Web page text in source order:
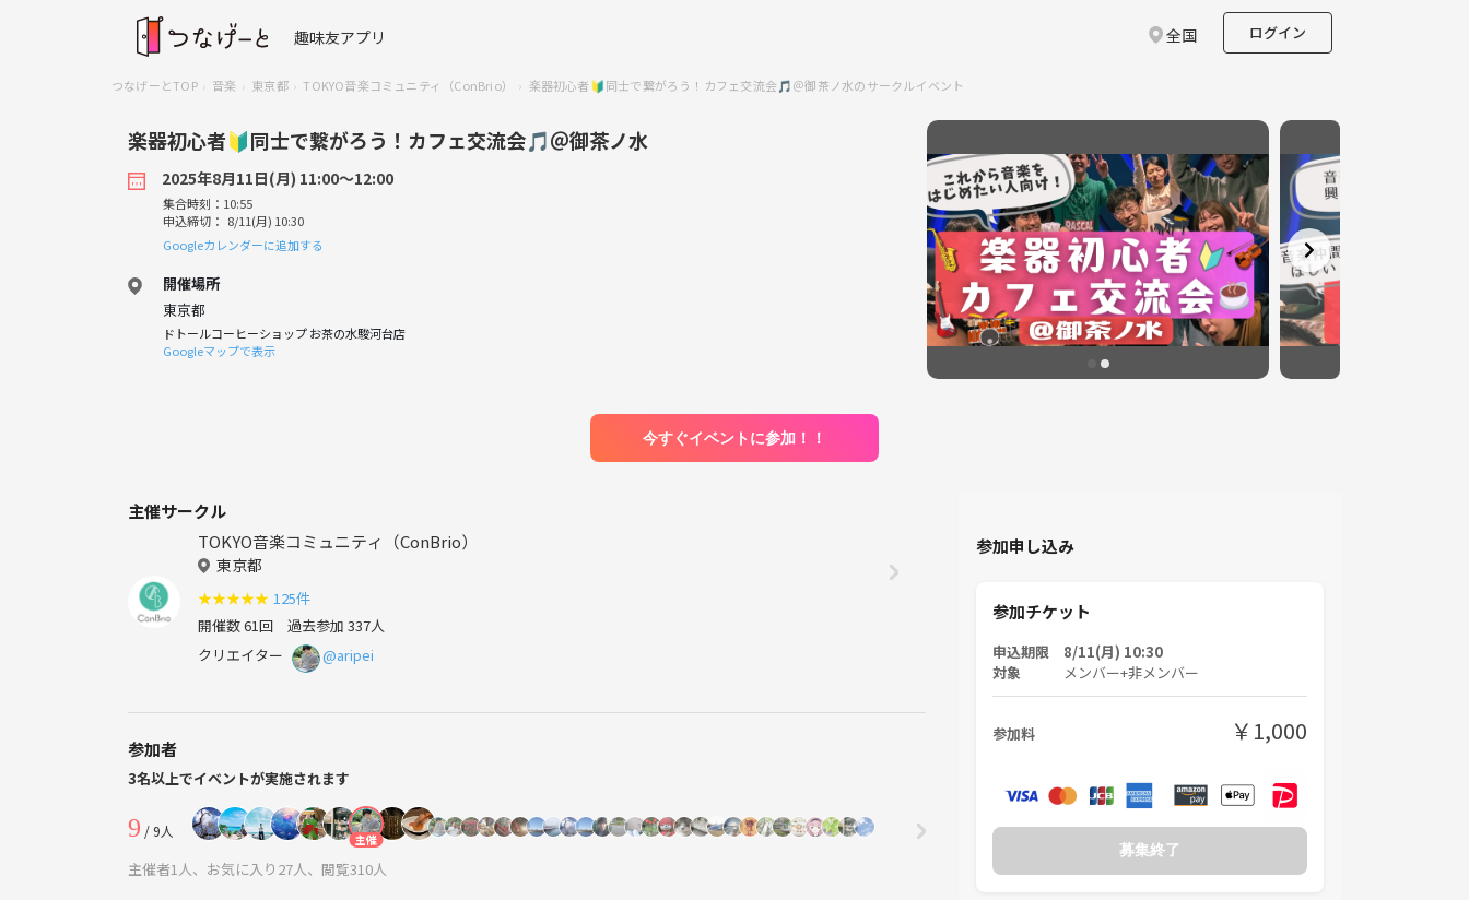
趣味友アプリ 全国 ログイン
つなげーとTOP 音楽 東京都 TOKYO音楽コミュニティ（ConBrio） 楽器初心者🔰同士で繋がろう！カフェ交流会🎵＠御茶ノ水のサークルイベント
楽器初心者🔰同士で繋がろう！カフェ交流会🎵＠御茶ノ水
2025年8月11日(月) 11:00〜12:00
集合時刻：10:55
申込締切： 8/11(月) 10:30
Googleカレンダーに追加する
開催場所
東京都
ドトールコーヒーショップ お茶の水駿河台店
Googleマップで表示
今すぐイベントに参加！！
主催サークル
TOKYO音楽コミュニティ（ConBrio）
東京都
★★★★★ 125件
開催数 61回 過去参加 337人
クリエイター
@aripei
参加者
3名以上でイベントが実施されます
9 / 9人 主催
主催者1人、お気に入り27人、閲覧310人
参加申し込み
参加チケット
申込期限 8/11(月) 10:30
対象 メンバー+非メンバー
参加料 ￥1,000
募集終了